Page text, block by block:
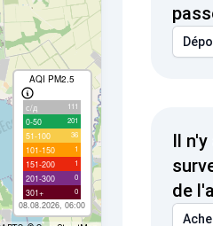
AQI PM2.5
с/д 111
0-50 201
51-100 36
101-150 1
151-200 1
201-300 0
301+ 0
08.08.2026, 06:00
Il
de